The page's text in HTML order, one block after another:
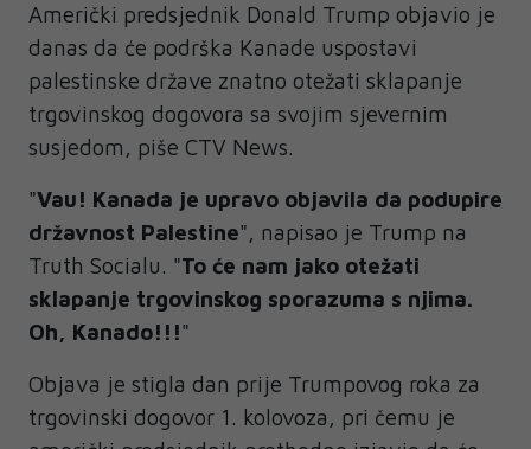
Američki predsjednik Donald Trump objavio je
danas da će podrška Kanade uspostavi
palestinske države znatno otežati sklapanje
trgovinskog dogovora sa svojim sjevernim
susjedom, piše CTV News.
"Vau! Kanada je upravo objavila da podupire
državnost Palestine", napisao je Trump na
Truth Socialu. "To će nam jako otežati
sklapanje trgovinskog sporazuma s njima.
Oh, Kanado!!!"
Objava je stigla dan prije Trumpovog roka za
trgovinski dogovor 1. kolovoza, pri čemu je